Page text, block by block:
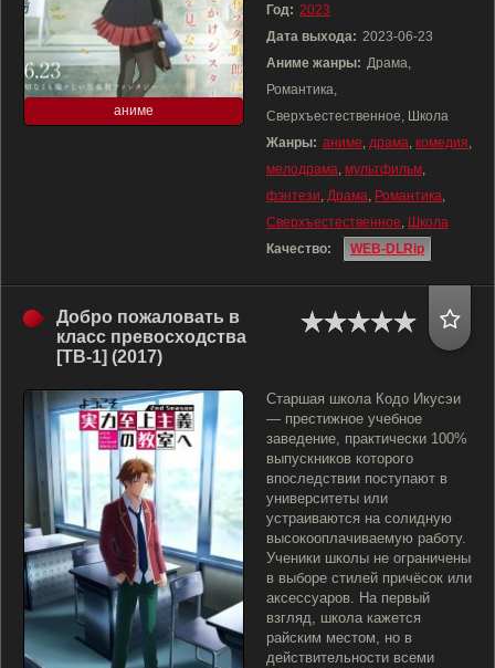
аниме
Год: 2023
Дата выхода: 2023-06-23
Аниме жанры: Драма,
Романтика,
Сверхъестественное, Школа
Жанры: аниме, драма, комедия,
мелодрама, мультфильм,
фэнтези, Драма, Романтика,
Сверхъестественное, Школа
Качество:
WEB-DLRip
Добро пожаловать в
класс превосходства
[ТВ-1] (2017)
Старшая школа Кодо Икусэи
— престижное учебное
заведение, практически 100%
выпускников которого
впоследствии поступают в
университеты или
устраиваются на солидную
высокооплачиваемую работу.
Ученики школы не ограничены
в выборе стилей причёсок или
аксессуаров. На первый
взгляд, школа кажется
райским местом, но в
действительности всеми